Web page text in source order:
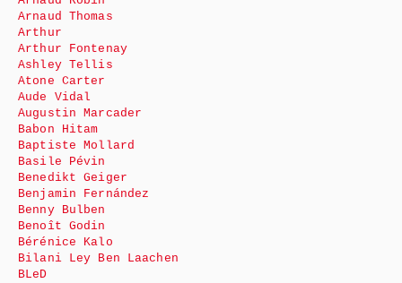
Arnaud Thomas
Arthur
Arthur Fontenay
Ashley Tellis
Atone Carter
Aude Vidal
Augustin Marcader
Babon Hitam
Baptiste Mollard
Basile Pévin
Benedikt Geiger
Benjamin Fernández
Benny Bulben
Benoît Godin
Bérénice Kalo
Bilani Ley Ben Laachen
BLeD